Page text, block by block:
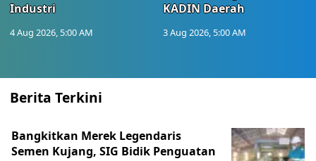
Industri
4 Aug 2026, 5:00 AM
KADIN Daerah
3 Aug 2026, 5:00 AM
Berita Terkini
Bangkitkan Merek Legendaris
Semen Kujang, SIG Bidik Penguatan